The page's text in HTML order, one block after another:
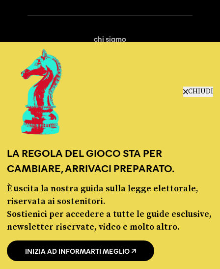
CHIUDI
LA REGOLA DEL GIOCO STA PER
CAMBIARE, ARRIVACI PREPARATO.
È uscita la nostra guida sulla legge elettorale,
riservata ai sostenitori.
Sostienici per accedere a tutte le guide esclusive,
newsletter riservate, video e molto altro.
INIZIA AD INFORMARTI MEGLIO
chi siamo
© Pagella Politica 2012 - 2026
Pagella Politica è una testata registrata presso il Tribunale di Milano, n. 55 del 8
marzo 2021. ISSN 2974-9387
Privacy policy Cookie policy